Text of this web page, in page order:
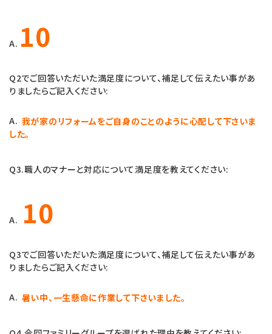
A. 10
Q2でご回答いただいた満足度について、補足して伝えたい事があ
りましたらご記入ください:
A. 我が家のリフォームをご自身のことのように心配して下さいま
した。
Q3.職人のマナーと対応について満足度を教えてください:
A. 10
Q3でご回答いただいた満足度について、補足して伝えたい事があ
りましたらご記入ください:
A. 暑い中、一生懸命に作業して下さいました。